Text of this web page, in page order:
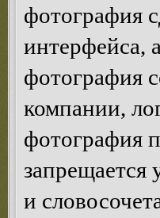
фотография
интерфейса,
фотография
компании,
фотография
запрещается
и